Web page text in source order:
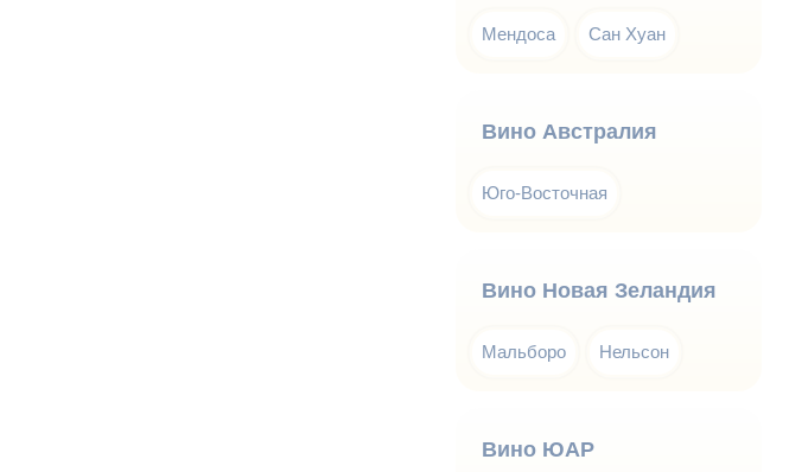
Мендоса Сан Хуан
Вино Австралия
Юго-Восточная
Вино Новая Зеландия
Мальборо Нельсон
Вино ЮАР